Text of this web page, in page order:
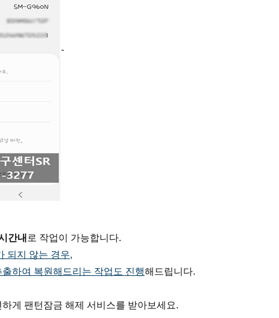
간내 로 작업이 가능합니다.
되지 않는 경우,
하여 복원해드리는 작업도 진행해드립니다.
게 팬턴잠금 해제 서비스를 받아보세요.